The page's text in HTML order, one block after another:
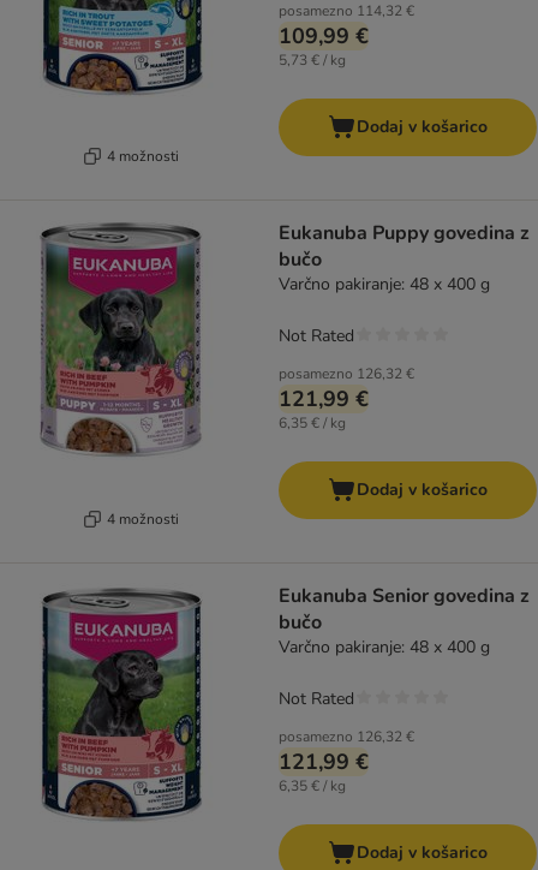
4 možnosti
posamezno 114,32 €
109,99 €
5,73 € / kg
Dodaj v košarico
4 možnosti
Eukanuba Puppy govedina z
bučo
Varčno pakiranje: 48 x 400 g
posamezno 126,32 €
121,99 €
6,35 € / kg
Not Rated
Dodaj v košarico
Eukanuba Senior govedina z
bučo
Varčno pakiranje: 48 x 400 g
posamezno 126,32 €
121,99 €
6,35 € / kg
Not Rated
Dodaj v košarico